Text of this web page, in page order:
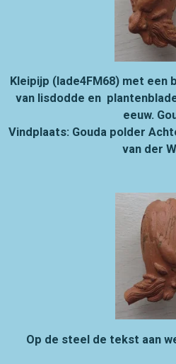
Kleipijp (lade4FM68) met een
van lisdodde en
eeuw.
Vindplaats: Gouda polder
van der
Op de steel de tekst aan